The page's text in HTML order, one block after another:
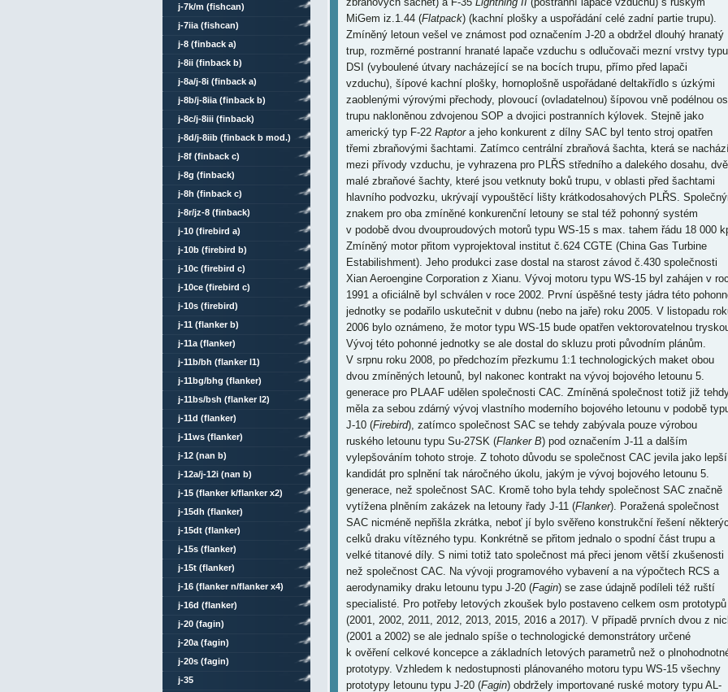
MiGem iz.1.44 (Flatpack) (kachní plošky a uspořádání celé zadní partie trupu).
Zmíněný letoun vešel ve známost pod označením J-20 a obdržel dlouhý hranatý
trup, rozměrné postranní hranaté lapače vzduchu s odlučovači mezní vrstvy typu
DSI (vyboulené útvary nacházející se na bocích trupu, přímo před lapači
vzduchu), šípové kachní plošky, hornoplošně uspořádané deltakřídlo s úzkými
zaoblenými výrovými přechody, plovoucí (ovladatelnou) šípovou vně podélnou
trupu nakloněnou zdvojenou SOP a dvojici postranních kýlovek. Stejně jako
americký typ F-22 Raptora jeho konkurent z dílny SAC byl tento stroj opatřen
třemi zbraňovými šachtami. Zatímco centrální zbraňová šachta, která se
mezi přívody vzduchu, je vyhrazena pro PLŘS středního a dalekého dosahu, dvě
malé zbraňové šachty, které jsou vetknuty boků trupu, v oblasti před šachtami
hlavního podvozku, ukrývají vypouštěcí lišty krátkodosahových PLŘS.
znakem pro oba zmíněné konkurenční letouny se stal též pohonný systém
v podobě dvou dvouproudových motorů typu WS-15 s max. tahem řádu 18 000
Zmíněný motor přitom vyprojektoval institut č.624 CGTE (China Gas Turbine
Estabilishment). Jeho produkci zase dostal na starost závod č.430 společnosti
Xian Aeroengine Corporation z Xianu. Vývoj motoru typu WS-15 byl zahájen v
1991 a oficiálně byl schválen v roce 2002. První úspěšné testy jádra této
jednotky se podařilo uskutečnit v dubnu (nebo na jaře) roku 2005. V listopadu
2006 bylo oznámeno, že motor typu WS-15 bude opatřen vektorovatelnou
Vývoj této pohonné jednotky se ale dostal do skluzu proti původním plánům.
V srpnu roku 2008, po předchozím přezkumu 1:1 technologických maket obou
dvou zmíněných letounů, byl nakonec kontrakt na vývoj bojového letounu 5.
generace pro PLAAF udělen společnosti CAC. Zmíněná společnost totiž již
měla za sebou zdárný vývoj vlastního moderního bojového letounu v podobě
J-10 (Firebird), zatímco společnost SAC se tehdy zabývala pouze výrobou
ruského letounu typu Su-27SK (Flanker B) pod označením J-11 a dalším
vylepšováním tohoto stroje. Z tohoto důvodu se společnost CAC jevila jako lepší
kandidát pro splnění tak náročného úkolu, jakým je vývoj bojového letounu 5.
generace, než společnost SAC. Kromě toho byla tehdy společnost SAC značně
vytížena plněním zakázek na letouny řady J-11 (Flanker). Poražená společnost
SAC nicméně nepřišla zkrátka, neboť jí bylo svěřeno konstrukční řešení
celků draku vítězného typu. Konkrétně se přitom jednalo o spodní část trupu a
velké titanové díly. S nimi totiž tato společnost má přeci jenom větší zkušenosti
než společnost CAC. Na vývoji programového vybavení a na výpočtech RCS a
aerodynamiky draku letounu typu J-20 (Fagin) se zase údajně podíleli též ruští
specialisté. Pro potřeby letových zkoušek bylo postaveno celkem osm prototypů
(2001, 2002, 2011, 2012, 2013, 2015, 2016 a 2017). V případě prvních dvou z
(2001 a 2002) se ale jednalo spíše o technologické demonstrátory určené
k ověření celkové koncepce a základních letových parametrů než o
prototypy. Vzhledem k nedostupnosti plánovaného motoru typu WS-15 všechny
prototypy letounu typu J-20 (Fagin) obdržely importované ruské motory typu AL-
j-7k/m (fishcan)
j-7iia (fishcan)
j-8 (finback a)
j-8ii (finback b)
j-8a/j-8i (finback a)
j-8b/j-8iia (finback b)
j-8c/j-8iii (finback)
j-8d/j-8iib (finback b mod.)
j-8f (finback c)
j-8g (finback)
j-8h (finback c)
j-8r/jz-8 (finback)
j-10 (firebird a)
j-10b (firebird b)
j-10c (firebird c)
j-10ce (firebird c)
j-10s (firebird)
j-11 (flanker b)
j-11a (flanker)
j-11b/bh (flanker l1)
j-11bg/bhg (flanker)
j-11bs/bsh (flanker l2)
j-11d (flanker)
j-11ws (flanker)
j-12 (nan b)
j-12a/j-12i (nan b)
j-15 (flanker k/flanker x2)
j-15dh (flanker)
j-15dt (flanker)
j-15s (flanker)
j-15t (flanker)
j-16 (flanker n/flanker x4)
j-16d (flanker)
j-20 (fagin)
j-20a (fagin)
j-20s (fagin)
j-35